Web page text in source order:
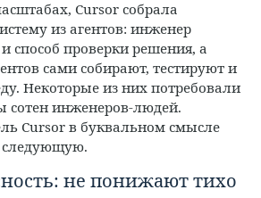
Cursor собрала
из агентов: инженер
способ проверки решения, а
сами собирают, тестируют и
Некоторые из них потребовали
сотен инженеров-людей.
Cursor в буквальном смысле
следующую.
не понижают тихо